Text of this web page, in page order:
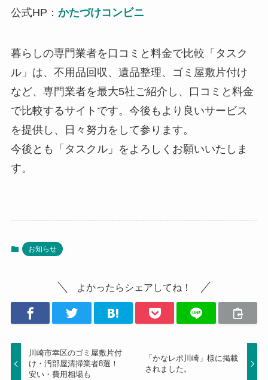
公式HP： かたづけコンビニ
暮らしの専門業者を口コミと料金で比較「タスク
ル」は、不用品回収、遺品整理、ゴミ屋敷片付け
など、専門業者を最大5社ご紹介し、口コミと料金
で比較するサイトです。今後もより良いサービス
を提供し、日々努力をして参ります。
今後とも「タスクル」をよろしくお願いいたしま
す。
お知らせ
よかったらシェアしてね！
川崎市幸区のゴミ屋敷片付
け・汚部屋清掃業者8選！
安い・費用相場も
「かなレポ川崎」様に掲載
されました。